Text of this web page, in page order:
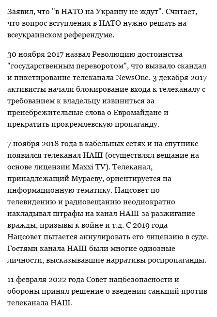
Заявил, что "в НАТО на Украину не ждут". Считает,
что вопрос вступления в НАТО нужно решать на
всеукраинском референдуме.
30 ноября 2017 назвал Революцию достоинства
"государственным переворотом", что вызвало скандал
и пикетирование телеканала NewsOne. 3 декабря 2017
активисты начали блокирование входа к телеканалу с
требованием к владельцу извиниться за
пренебрежительные слова о Евромайдане и
прекратить прокремлевскую пропаганду.
7 ноября 2018 года в кабельных сетях и на спутнике
появился телеканал НАШ (осуществлял вещание на
основе лицензии Maxxi TV). Телеканал,
принадлежащий Мураеву, ориентируется на
информационную тематику. Нацсовет по
телевидению и радиовещанию неоднократно
накладывал штрафы на канал НАШ за разжигание
вражды, призывы к войне и т.д. С 2019 года
Нацсовет пытается аннулировать его лицензию в суде.
Гостями канала НАШ были многие одиозные
личности, высказывавшие нарративы роспропаганды.
11 февраля 2022 года Совет нацбезопасности и
обороны принял решение о введении санкций против
телеканала НАШ.